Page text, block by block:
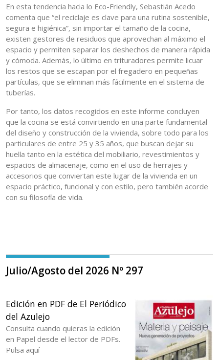
En esta tendencia hacia lo Eco-Friendly, Sebastián Acedo
comenta que “el reciclaje es clave para una rutina sostenible,
segura e higiénica”, sin importar el tamaño de la cocina,
existen gestores de residuos que aprovechan al máximo el
espacio y permiten separar los deshechos de manera rápida
y cómoda. Además, lo último en trituradores permite licuar
los restos que se escapan por el fregadero en pequeñas
partículas, que se eliminan más fácilmente en el sistema de
tuberías.
Por tanto, los datos recogidos en este informe concluyen
que la cocina se está convirtiendo en una parte fundamental
del diseño y construcción de la vivienda, sobre todo para los
particulares de entre 25 y 35 años, que buscan dejar su
huella tanto en la estética del mobiliario, revestimientos y
espacios de almacenaje, como en el uso de herrajes y
accesorios que conviertan este lugar de la vivienda en un
espacio práctico, funcional y con estilo, pero también acorde
con su filosofía de vida.
Julio/Agosto del 2026 Nº 297
Edición en PDF de El Periódico
del Azulejo
Consulta cuando quieras la edición
en Papel desde el lector de PDFs.
Pulsa aquí